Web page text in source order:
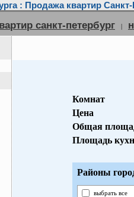
: Продажа квартир Санкт-
санкт-петербург |
Комнат
Цена
Общая
Площадь
Районы
выбрать все